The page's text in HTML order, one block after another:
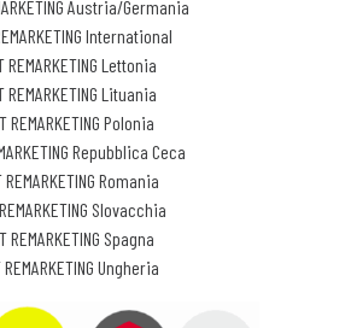
Austria/Germania
International
REMARKETING Lettonia
REMARKETING Lituania
REMARKETING Polonia
Repubblica Ceca
REMARKETING Romania
Slovacchia
REMARKETING Spagna
REMARKETING Ungheria